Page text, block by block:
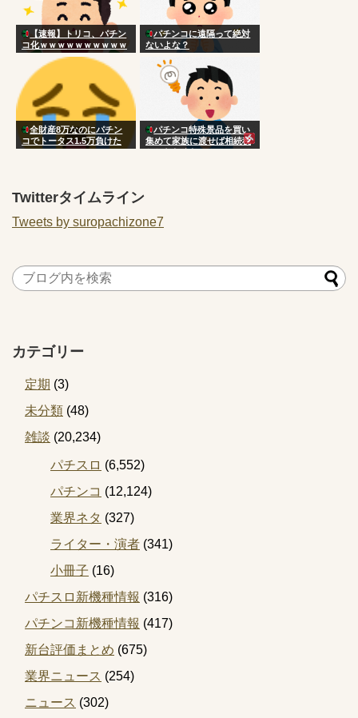
【速報】トリコ、パチン
コ化ｗｗｗｗｗｗｗｗｗｗ
ｗｗｗｗｗｗｗｗｗｗｗｗ
ｗｗｗｗｗ
パチンコに遠隔って絶対
ないよな？
全財産8万なのにパチン
コでトータス1.5万負けた
www
パチンコ特殊景品を買い
集めて家族に渡せば相続税
かからなくない？
Twitterタイムライン
Tweets by suropachizone7
カテゴリー
定期 (3)
未分類 (48)
雑談 (20,234)
パチスロ (6,552)
パチンコ (12,124)
業界ネタ (327)
ライター・演者 (341)
小冊子 (16)
パチスロ新機種情報 (316)
パチンコ新機種情報 (417)
新台評価まとめ (675)
業界ニュース (254)
ニュース (302)